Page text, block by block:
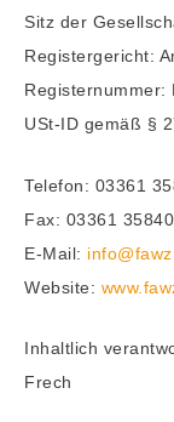
Sitz der
Registergericht:
Registernummer:
USt-ID gemäß §
Telefon: 03361
Fax: 03361
E-Mail:
Website:
Inhaltlich
Frech